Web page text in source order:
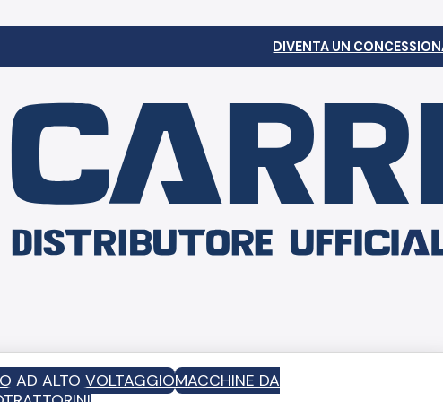
DIVENTA UN
AD ALTO VOLTAGGIOMACCHINE DA